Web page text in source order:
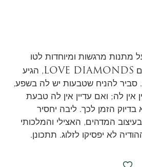
מרגשות ומיוחדות לטו
LOVE DIAMONDS, הגיע
סביר להניח שטבעות יש לה בשפע,
אין לה; ואם עדיין אין לה טבעת
הזמן לכך. ליבה יחסיר
המדהים, האצילי והמלכותי
לא יפסיקו לזלוג. תתכונן.